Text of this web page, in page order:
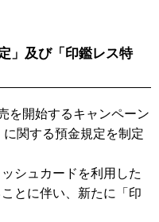
」及び「印鑑レス特
を開始するキャンペーン
関する預金規定を制定
シュカードを利用した
とに伴い、新たに「印